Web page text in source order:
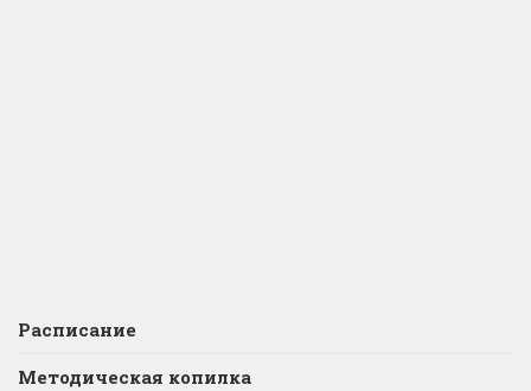
Расписание
Методическая копилка